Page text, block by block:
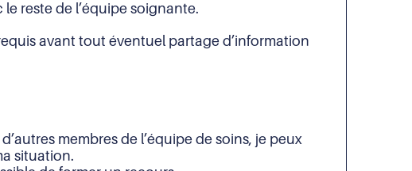
reste de l’équipe soignante.
avant tout éventuel partage d’information
membres de l’équipe de soins, je peux
situation.